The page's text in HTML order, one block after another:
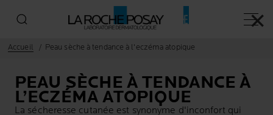
Menu
Accueil Peau sèche à tendance à l'eczéma atopique
PEAU SÈCHE À TENDANCE À
L’ECZÉMA ATOPIQUE
La sécheresse cutanée est synonyme d'inconfort qui
✕